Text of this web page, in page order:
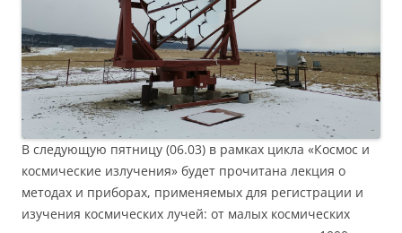
В следующую пятницу (06.03) в рамках цикла «Космос и
космические излучения» будет прочитана лекция о
методах и приборах, применяемых для регистрации и
изучения космических лучей: от малых космических